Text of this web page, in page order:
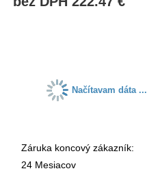
Načítavam dáta ...
Záruka koncový zákazník:
24 Mesiacov